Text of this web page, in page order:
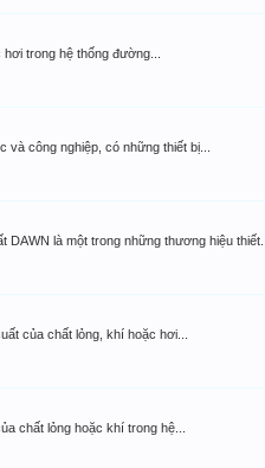
trong hệ thống đường...
công nghiệp, có những thiết bị...
là một trong những thương hiệu thiết...
của chất lỏng, khí hoặc hơi...
chất lỏng hoặc khí trong hệ...